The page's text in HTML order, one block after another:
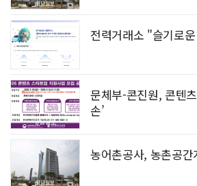
전력거래소 "슬기로
문체부-콘진원, 콘텐
손’
농어촌공사, 농촌공간